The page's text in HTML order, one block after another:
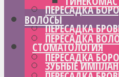
ПЕРЕСАДКА
ПЕРЕСАДКА
СТОМАТОЛОГИЯ
ЗУБНЫЕ
ВОЛОСЫ
ПЕРЕСАДКА
ПЕРЕСАДКА